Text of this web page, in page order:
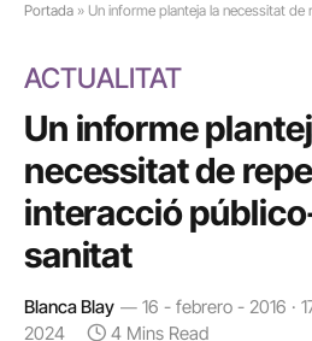
Portada » Un informe planteja la necessitat de
ACTUALITAT
Un informe
necessitat de
interacció
sanitat
Blanca Blay 16 - febrero - 2016 ·
2024
4 Mins Read